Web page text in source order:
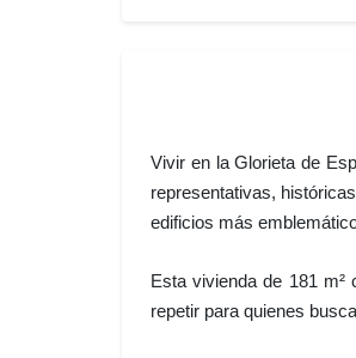
Vivir en la Glorieta de
representativas,
edificios más
Esta vivienda de 181 m²
repetir para quienes